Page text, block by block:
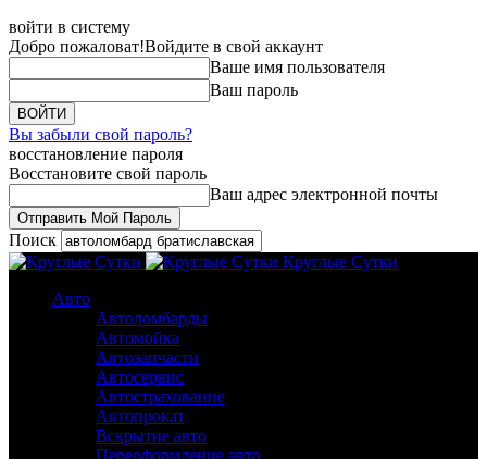
войти в систему
Добро пожаловат!Войдите в свой аккаунт
Ваше имя пользователя
Ваш пароль
Вы забыли свой пароль?
восстановление пароля
Восстановите свой пароль
Ваш адрес электронной почты
Поиск
Круглые Сутки
Авто
Автоломбарды
Автомойка
Автозапчасти
Автосервис
Автострахование
Автопрокат
Вскрытие авто
Переоформление авто